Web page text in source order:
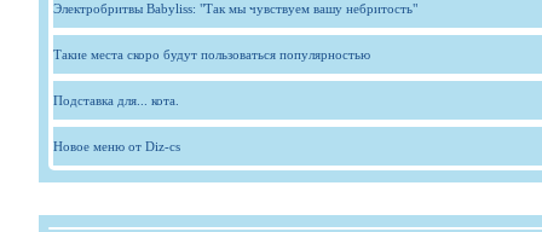
Электробритвы Babyliss: "Так мы чувствуем вашу небритость"
Такие места скоро будут пользоваться популярностью
Подставка для... кота.
Новое меню от Diz-cs